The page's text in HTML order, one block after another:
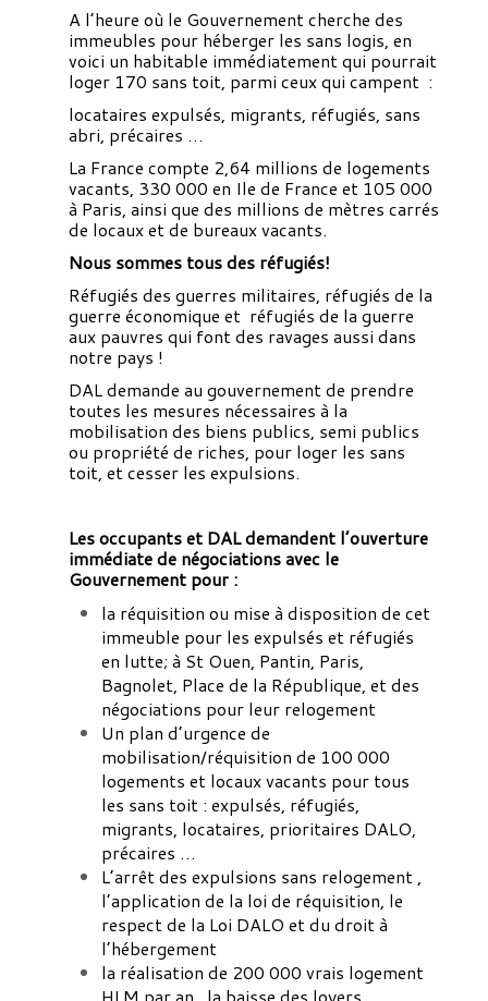
A l’heure où le Gouvernement cherche des
immeubles pour héberger les sans logis, en
voici un habitable immédiatement qui pourrait
loger 170 sans toit, parmi ceux qui campent :
locataires expulsés, migrants, réfugiés, sans
abri, précaires …
La France compte 2,64 millions de logements
vacants, 330 000 en Ile de France et 105 000
à Paris, ainsi que des millions de mètres carrés
de locaux et de bureaux vacants.
Nous sommes tous des réfugiés!
Réfugiés des guerres militaires, réfugiés de la
guerre économique et réfugiés de la guerre
aux pauvres qui font des ravages aussi dans
notre pays !
DAL demande au gouvernement de prendre
toutes les mesures nécessaires à la
mobilisation des biens publics, semi publics
ou propriété de riches, pour loger les sans
toit, et cesser les expulsions.
Les occupants et DAL demandent l’ouverture
immédiate de négociations avec le
Gouvernement pour :
la réquisition ou mise à disposition de cet
immeuble pour les expulsés et réfugiés
en lutte; à St Ouen, Pantin, Paris,
Bagnolet, Place de la République, et des
négociations pour leur relogement
Un plan d’urgence de
mobilisation/réquisition de 100 000
logements et locaux vacants pour tous
les sans toit : expulsés, réfugiés,
migrants, locataires, prioritaires DALO,
précaires …
L’arrêt des expulsions sans relogement ,
l’application de la loi de réquisition, le
respect de la Loi DALO et du droit à
l’hébergement
la réalisation de 200 000 vrais logement
HLM par an , la baisse des loyers…